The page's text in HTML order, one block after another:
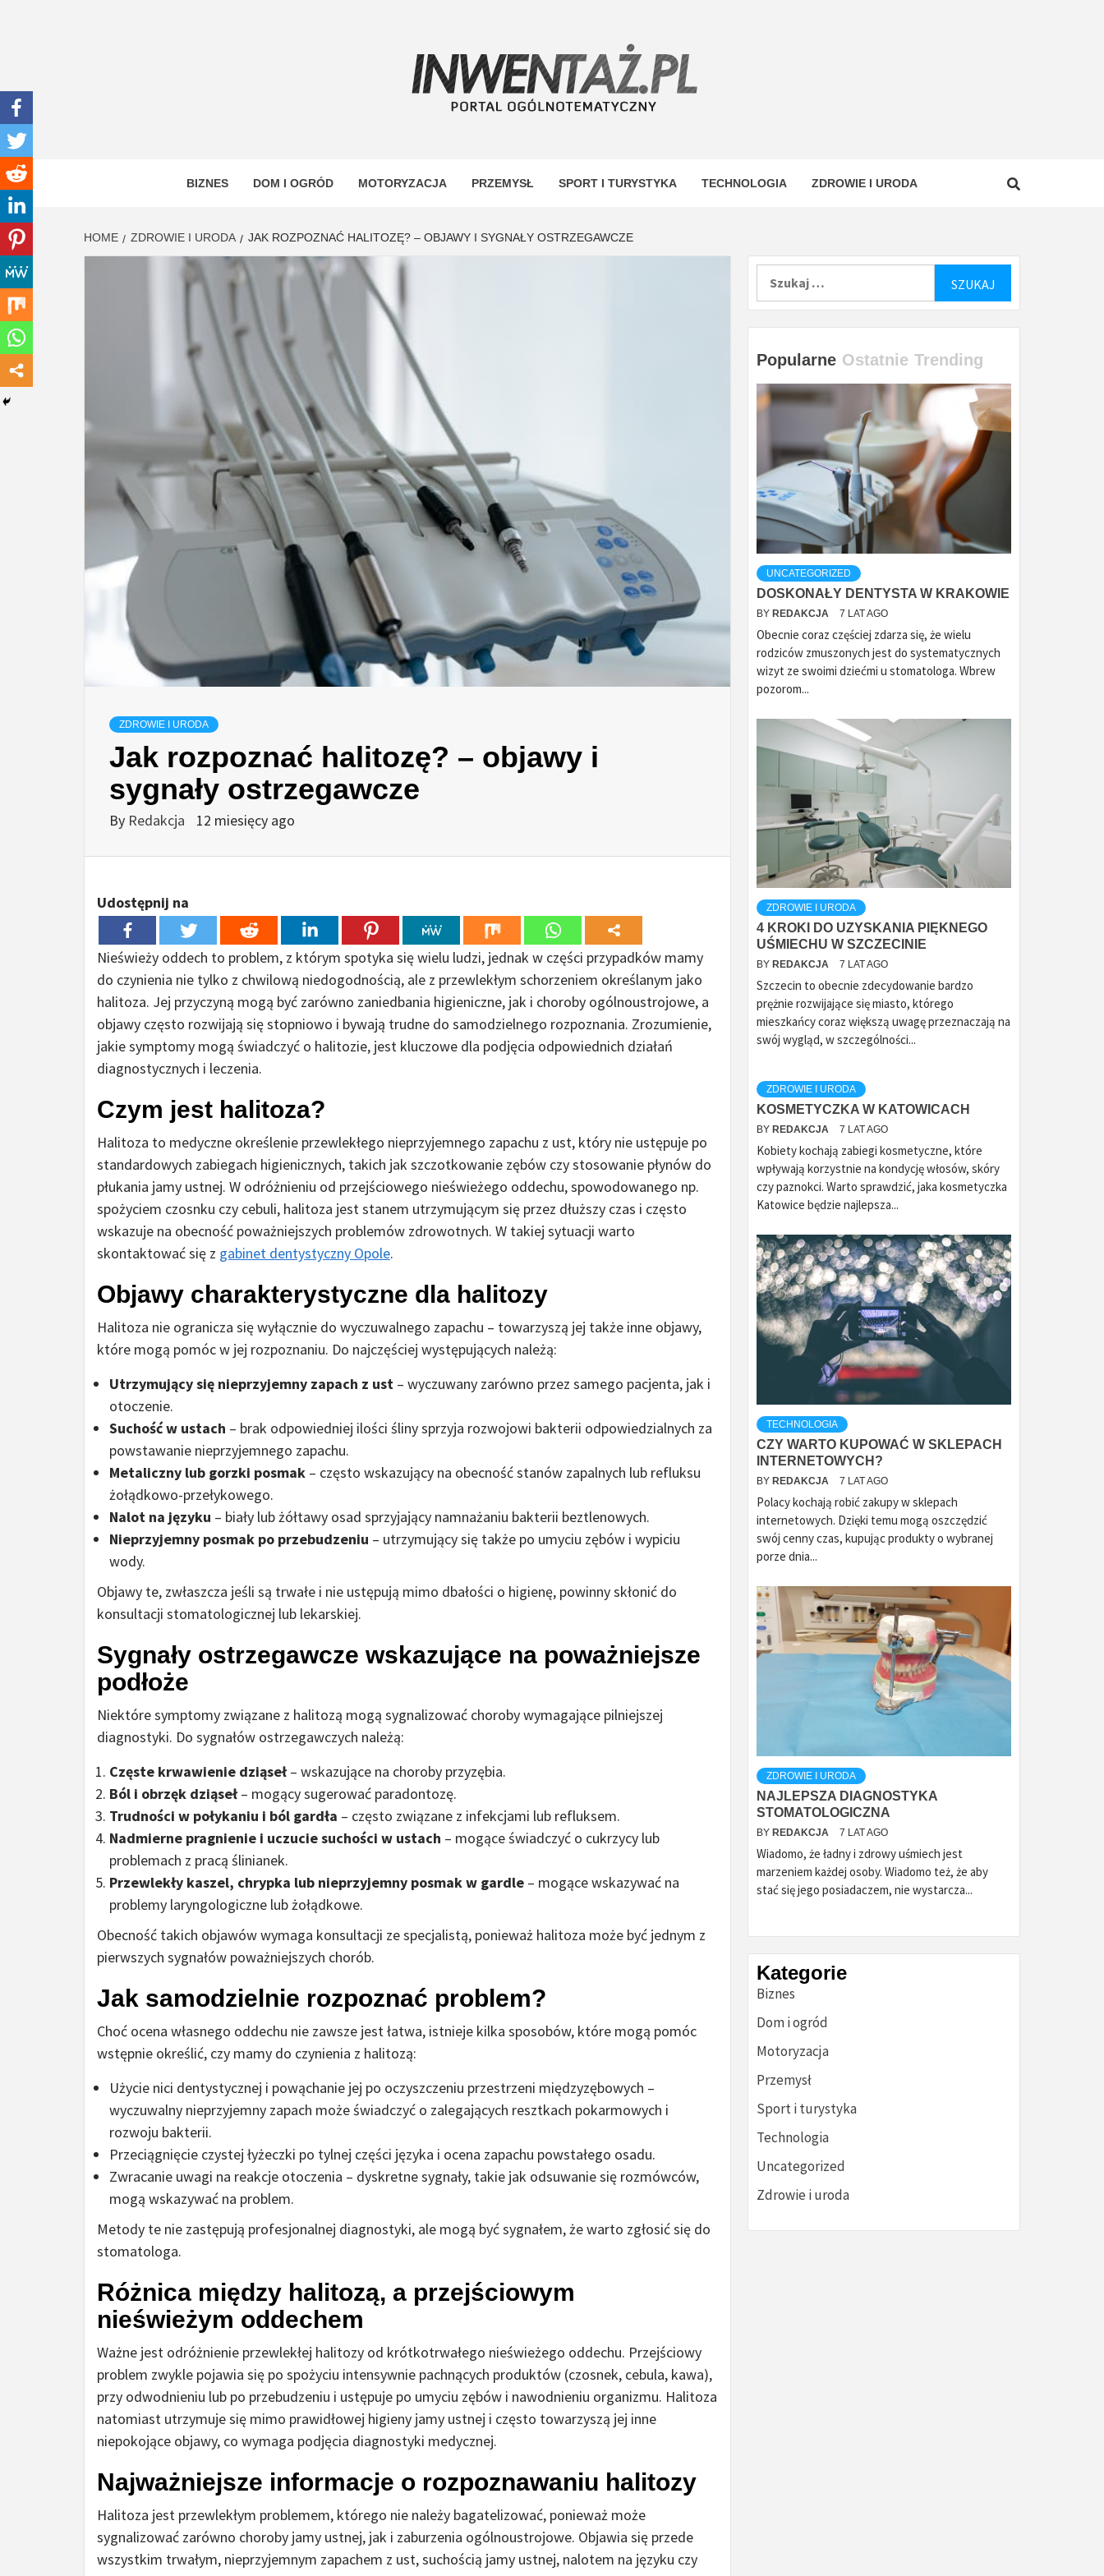
INWENTAŻ
BIZNES DOM I OGRÓD MOTORYZACJA PRZEMYSŁ SPORT I TURYSTYKA TECHNOLOGIA ZDROWIE I URODA
HOME ZDROWIE I URODA JAK ROZPOZNAĆ HALITOZĘ? – OBJAWY I SYGNAŁY OSTRZEGAWCZE
ZDROWIE I URODA
Jak rozpoznać halitozę? – objawy i
sygnały ostrzegawcze
By Redakcja 12 miesięcy ago
Udostępnij na
Nieświeży oddech to problem, z którym spotyka się wielu ludzi, jednak w części przypadków mamy
do czynienia nie tylko z chwilową niedogodnością, ale z przewlekłym schorzeniem określanym jako
halitoza. Jej przyczyną mogą być zarówno zaniedbania higieniczne, jak i choroby ogólnoustrojowe, a
objawy często rozwijają się stopniowo i bywają trudne do samodzielnego rozpoznania. Zrozumienie,
jakie symptomy mogą świadczyć o halitozie, jest kluczowe dla podjęcia odpowiednich działań
diagnostycznych i leczenia.
Czym jest halitoza?
Halitoza to medyczne określenie przewlekłego nieprzyjemnego zapachu z ust, który nie ustępuje po
standardowych zabiegach higienicznych, takich jak szczotkowanie zębów czy stosowanie płynów do
płukania jamy ustnej. W odróżnieniu od przejściowego nieświeżego oddechu, spowodowanego np.
spożyciem czosnku czy cebuli, halitoza jest stanem utrzymującym się przez dłuższy czas i często
wskazuje na obecność poważniejszych problemów zdrowotnych. W takiej sytuacji warto
skontaktować się z gabinet dentystyczny Opole.
Objawy charakterystyczne dla halitozy
Halitoza nie ogranicza się wyłącznie do wyczuwalnego zapachu – towarzyszą jej także inne objawy,
które mogą pomóc w jej rozpoznaniu. Do najczęściej występujących należą:
Utrzymujący się nieprzyjemny zapach z ust – wyczuwany zarówno przez samego pacjenta, jak i
otoczenie.
Suchość w ustach – brak odpowiedniej ilości śliny sprzyja rozwojowi bakterii odpowiedzialnych za
powstawanie nieprzyjemnego zapachu.
Metaliczny lub gorzki posmak – często wskazujący na obecność stanów zapalnych lub refluksu
żołądkowo-przełykowego.
Nalot na języku – biały lub żółtawy osad sprzyjający namnażaniu bakterii beztlenowych.
Nieprzyjemny posmak po przebudzeniu – utrzymujący się także po umyciu zębów i wypiciu
wody.
Objawy te, zwłaszcza jeśli są trwałe i nie ustępują mimo dbałości o higienę, powinny skłonić do
konsultacji stomatologicznej lub lekarskiej.
Sygnały ostrzegawcze wskazujące na poważniejsze
podłoże
Niektóre symptomy związane z halitozą mogą sygnalizować choroby wymagające pilniejszej
diagnostyki. Do sygnałów ostrzegawczych należą:
Częste krwawienie dziąseł– wskazujące na choroby przyzębia.
Ból i obrzęk dziąseł– mogący sugerować paradontozę.
Trudności w połykaniu i ból gardła – często związane z infekcjami lub refluksem.
Nadmierne pragnienie i uczucie suchości w ustach – mogące świadczyć o cukrzycy lub
problemach z pracą ślinianek.
Przewlekły kaszel, chrypka lub nieprzyjemny posmak w gardle – mogące wskazywać na
problemy laryngologiczne lub żołądkowe.
Obecność takich objawów wymaga konsultacji ze specjalistą, ponieważ halitoza może być jednym z
pierwszych sygnałów poważniejszych chorób.
Jak samodzielnie rozpoznać problem?
Choć ocena własnego oddechu nie zawsze jest łatwa, istnieje kilka sposobów, które mogą pomóc
wstępnie określić, czy mamy do czynienia z halitozą:
Użycie nici dentystycznej i powąchanie jej po oczyszczeniu przestrzeni międzyzębowych –
wyczuwalny nieprzyjemny zapach może świadczyć o zalegających resztkach pokarmowych i
rozwoju bakterii.
Przeciągnięcie czystej łyżeczki po tylnej części języka i ocena zapachu powstałego osadu.
Zwracanie uwagi na reakcje otoczenia – dyskretne sygnały, takie jak odsuwanie się rozmówców,
mogą wskazywać na problem.
Metody te nie zastępują profesjonalnej diagnostyki, ale mogą być sygnałem, że warto zgłosić się do
stomatologa.
Różnica między halitozą, a przejściowym
nieświeżym oddechem
Ważne jest odróżnienie przewlekłej halitozy od krótkotrwałego nieświeżego oddechu. Przejściowy
problem zwykle pojawia się po spożyciu intensywnie pachnących produktów (czosnek, cebula, kawa),
przy odwodnieniu lub po przebudzeniu i ustępuje po umyciu zębów i nawodnieniu organizmu. Halitoza
natomiast utrzymuje się mimo prawidłowej higieny jamy ustnej i często towarzyszą jej inne
niepokojące objawy, co wymaga podjęcia diagnostyki medycznej.
Najważniejsze informacje o rozpoznawaniu halitozy
Halitoza jest przewlekłym problemem, którego nie należy bagatelizować, ponieważ może
sygnalizować zarówno choroby jamy ustnej, jak i zaburzenia ogólnoustrojowe. Objawia się przede
wszystkim trwałym, nieprzyjemnym zapachem z ust, suchością jamy ustnej, nalotem na języku czy
Popularne Ostatnie Trending
UNCATEGORIZED
DOSKONAŁY DENTYSTA W KRAKOWIE
BY REDAKCJA 7 LAT AGO
Obecnie coraz częściej zdarza się, że wielu
rodziców zmuszonych jest do systematycznych
wizyt ze swoimi dziećmi u stomatologa. Wbrew
pozorom...
ZDROWIE I URODA
4 KROKI DO UZYSKANIA PIĘKNEGO
UŚMIECHU W SZCZECINIE
BY REDAKCJA 7 LAT AGO
Szczecin to obecnie zdecydowanie bardzo
prężnie rozwijające się miasto, którego
mieszkańcy coraz większą uwagę przeznaczają na
swój wygląd, w szczególności...
ZDROWIE I URODA
KOSMETYCZKA W KATOWICACH
BY REDAKCJA 7 LAT AGO
Kobiety kochają zabiegi kosmetyczne, które
wpływają korzystnie na kondycję włosów, skóry
czy paznokci. Warto sprawdzić, jaka kosmetyczka
Katowice będzie najlepsza...
TECHNOLOGIA
CZY WARTO KUPOWAĆ W SKLEPACH
INTERNETOWYCH?
BY REDAKCJA 7 LAT AGO
Polacy kochają robić zakupy w sklepach
internetowych. Dzięki temu mogą oszczędzić
swój cenny czas, kupując produkty o wybranej
porze dnia...
ZDROWIE I URODA
NAJLEPSZA DIAGNOSTYKA
STOMATOLOGICZNA
BY REDAKCJA 7 LAT AGO
Wiadomo, że ładny i zdrowy uśmiech jest
marzeniem każdej osoby. Wiadomo też, że aby
stać się jego posiadaczem, nie wystarcza...
Kategorie
Biznes
Dom i ogród
Motoryzacja
Przemysł
Sport i turystyka
Technologia
Uncategorized
Zdrowie i uroda